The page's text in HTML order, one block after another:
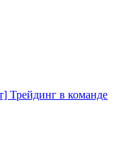
Трейдинг в команде